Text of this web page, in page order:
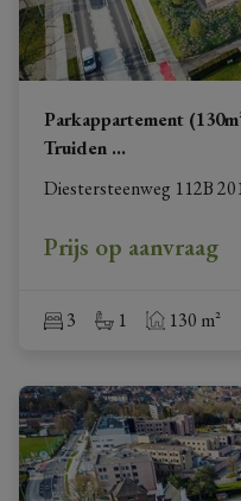
Parkappartement
Truiden ...
Diestersteenweg 112B
Prijs op aanvraag
3 1 130 m²